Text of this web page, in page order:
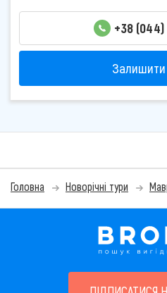
+38
Залишити
Головна Новорічні тури